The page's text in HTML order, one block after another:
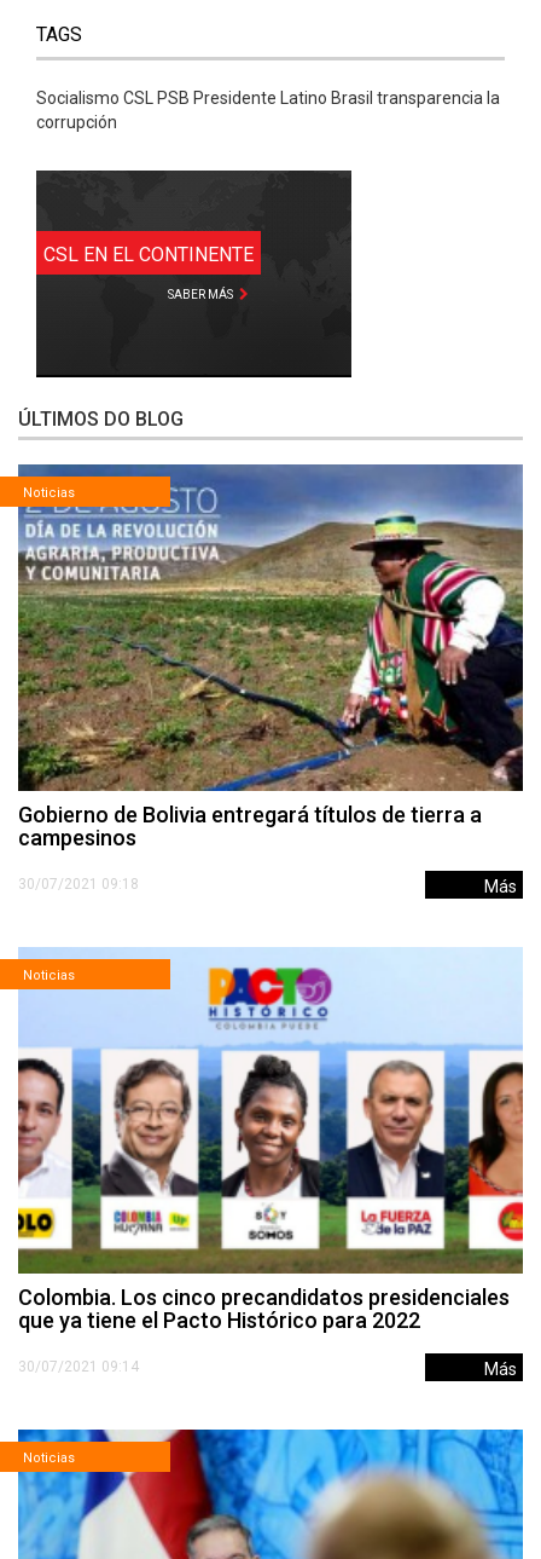
TAGS
Socialismo CSL PSB Presidente Latino Brasil transparencia la
corrupción
CSL EN EL CONTINENTE
SABER MÁS
ÚLTIMOS DO BLOG
Noticias
Gobierno de Bolivia entregará títulos de tierra a
campesinos
30/07/2021 09:18 Más
Noticias
Colombia. Los cinco precandidatos presidenciales
que ya tiene el Pacto Histórico para 2022
30/07/2021 09:14 Más
Noticias